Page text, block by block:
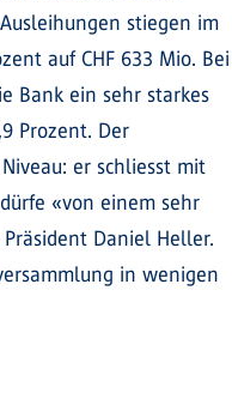
stiegen im
auf CHF 633 Mio. Bei
Bank ein sehr starkes
Prozent. Der
er schliesst mit
«von einem sehr
Daniel Heller.
in wenigen